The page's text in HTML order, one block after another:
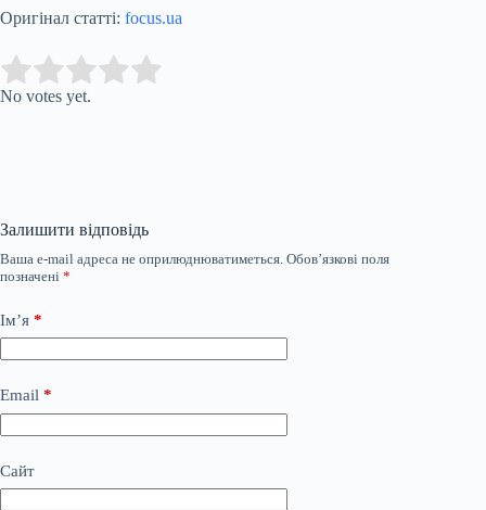
Оригінал статті: focus.ua
Rate this item:
No votes yet.
Залишити відповідь
Ваша e-mail адреса не оприлюднюватиметься. Обов’язкові поля
позначені *
Ім’я *
Email *
Сайт